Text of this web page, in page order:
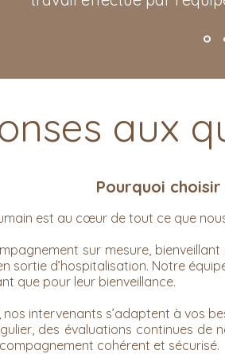
aux
Pourquoi
est au cœur de tout ce que
sur mesure,
sortie d’hospitalisation. Notre
que pour leur bienveillance.
nos intervenants s’adaptent à vos
des évaluations continues
cohérent et sécurisé.